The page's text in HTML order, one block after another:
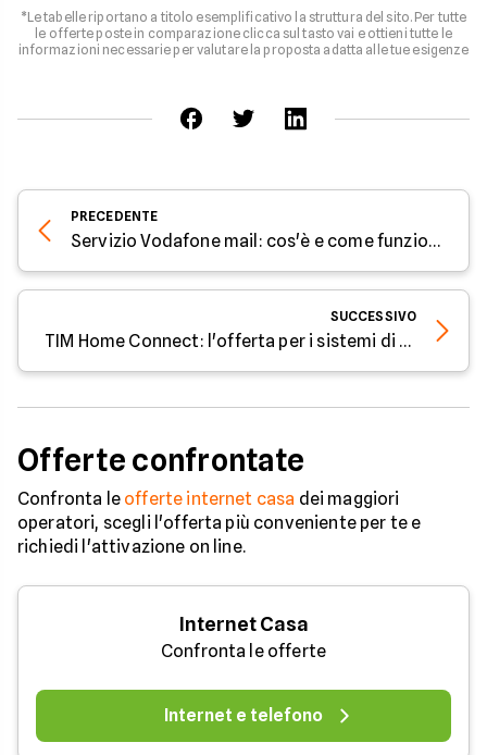
*Le tabelle riportano a titolo esemplificativo la struttura del sito. Per tutte
le offerte poste in comparazione clicca sul tasto vai e ottieni tutte le
informazioni necessarie per valutare la proposta adatta alle tue esigenze
PRECEDENTE
Servizio Vodafone mail: cos'è e come funziona
SUCCESSIVO
TIM Home Connect: l'offerta per i sistemi di domotica
Offerte confrontate
Confronta le offerte internet casa dei maggiori
operatori, scegli l'offerta più conveniente per te e
richiedi l'attivazione on line.
Internet Casa
Confronta le offerte
Internet e telefono